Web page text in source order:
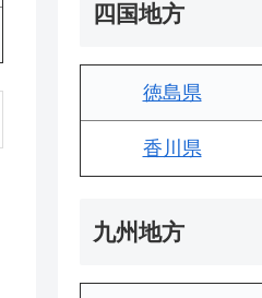
四国地方
徳島県
香川県
九州地方